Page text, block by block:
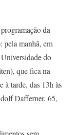
da
pela manhã, em
do
que fica na
tarde, das 13h às
Dafferner, 65,